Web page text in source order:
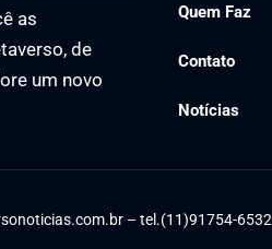
as
de
um novo
Quem Faz
Contato
Notícias
– tel.(11)91754-6532